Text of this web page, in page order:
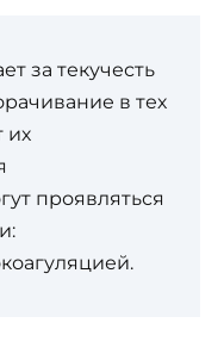
за текучесть
в тех
их
проявляться